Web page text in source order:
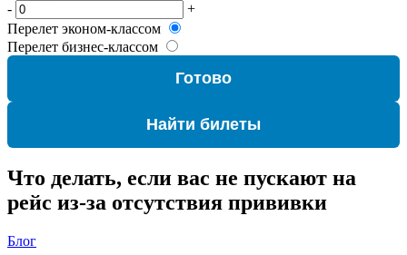
-
+
Перелет эконом-классом
Перелет бизнес-классом
Готово
Найти билеты
Что делать, если вас не пускают на
рейс из-за отсутствия прививки
Блог